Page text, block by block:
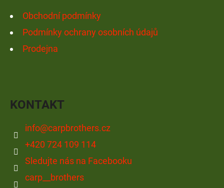
Obchodní podmínky
Podmínky ochrany osobních údajů
Prodejna
KONTAKT
info@carpbrothers.cz
+420 724 109 114
Sledujte nás na Facebooku
carp__brothers